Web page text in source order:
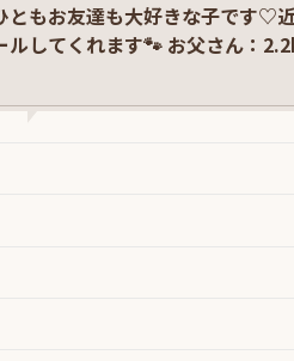
ともお友達も大好きな子です♡
ルしてくれます🐾 お父さん：